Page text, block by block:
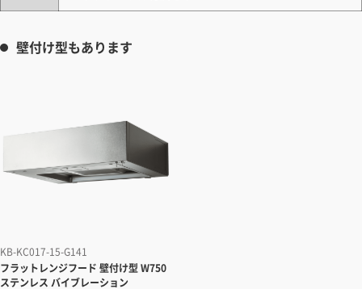
壁付け型もあります
KB-KC017-15-G141
フラットレンジフード 壁付け型 W750
ステンレス バイブレーション